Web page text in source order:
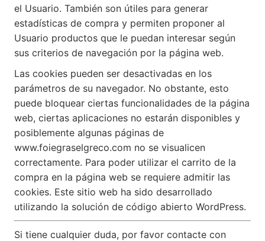
el Usuario. También son útiles para generar
estadísticas de compra y permiten proponer al
Usuario productos que le puedan interesar según
sus criterios de navegación por la página web.
Las cookies pueden ser desactivadas en los
parámetros de su navegador. No obstante, esto
puede bloquear ciertas funcionalidades de la página
web, ciertas aplicaciones no estarán disponibles y
posiblemente algunas páginas de
www.foiegraselgreco.com no se visualicen
correctamente. Para poder utilizar el carrito de la
compra en la página web se requiere admitir las
cookies. Este sitio web ha sido desarrollado
utilizando la solución de código abierto WordPress.
Si tiene cualquier duda, por favor contacte con